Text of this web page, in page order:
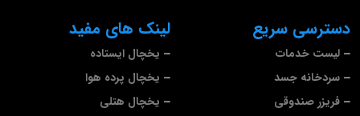
لینک های مفید
یخچال ایستاده
یخچال پرده هوا
یخچال هتلی
دسترسی سریع
لیست خدمات
سردخانه جسد
فریزر صندوقی